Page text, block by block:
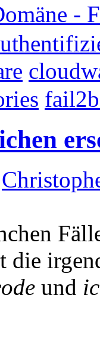
-
die
und